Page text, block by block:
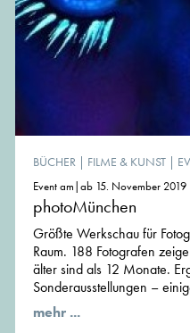
BÜCHER | FILME & KUNST |
Event am|ab 15. November 2019
photoMünchen
Größte Werkschau für
Raum. 188 Fotografen
älter sind als 12 Monate.
Sonderausstellungen –
mehr ...